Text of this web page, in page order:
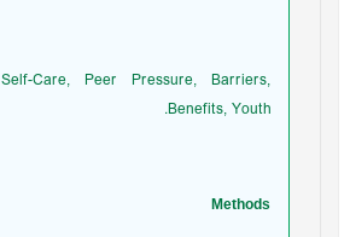
Self-Care, Peer Pressure, Barriers,
Benefits, Youth.
Methods